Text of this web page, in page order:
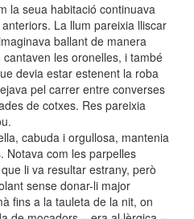
la seua habitació continuava
La llum pareixia lliscar
ballant de manera
les oronelles, i també
devia estar estenent la roba
pel carrer entre converses
de cotxes. Res pareixia
cabuda i orgullosa, mantenia
Notava com les parpelles
li va resultar estrany, però
sense donar-li major
fins a la tauleta de la nit, on